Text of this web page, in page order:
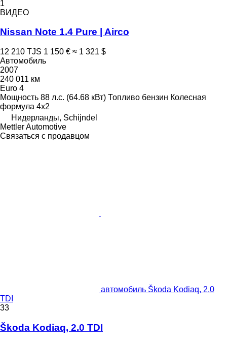
1
ВИДЕО
Nissan Note 1.4 Pure | Airco
12 210 TJS 1 150 € ≈ 1 321 $
Автомобиль
2007
240 011 км
Euro 4
Мощность 88 л.с. (64.68 кВт) Топливо бензин Колесная
формула 4x2
Нидерланды, Schijndel
Mettler Automotive
Связаться с продавцом
автомобиль Škoda Kodiaq, 2.0
TDI
33
Škoda Kodiaq, 2.0 TDI